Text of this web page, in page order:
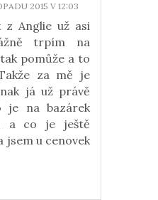
2015 V 12:03
z Anglie už asi
trpím na
pomůže a to
za mě je
já už právě
je na bazárek
a co je ještě
jsem u cenovek